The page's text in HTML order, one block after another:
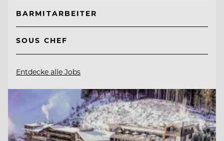
BARMITARBEITER
SOUS CHEF
Entdecke alle Jobs